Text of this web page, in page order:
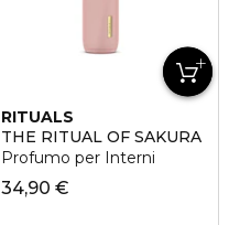
RITUALS
THE RITUAL OF SAKURA
Profumo per Interni
34,90 €